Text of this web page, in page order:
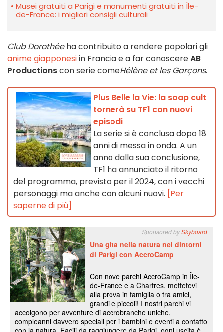
Musei gratuiti a Parigi e monumenti gratuiti in Île-
de-France: i migliori consigli culturali
Club Dorothéeha contribuito a rendere popolari gli
anime giapponesiin Francia e a far conoscereAB
Productionscon serie comeHélène et les Garçons.
Plus Belle la Vie: la soap cult
tornerà su TF1 con nuovi
episodi
La serie si è conclusa dopo 18
anni di messa in onda. A un
anno dalla sua conclusione,
TF1 ha annunciato il ritorno
del programma, previsto per il 2024, con i vecchi
personaggi ma anche con alcuni nuovi. [Per
saperne di più]